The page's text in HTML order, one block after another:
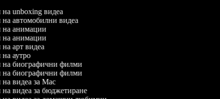
на unboxing видеа
на автомобилни видеа
на анимации
на анимации
на арт видеа
на аутро
на биографични филми
на биографични филми
на видеа за Mac
на видеа за бюджетиране